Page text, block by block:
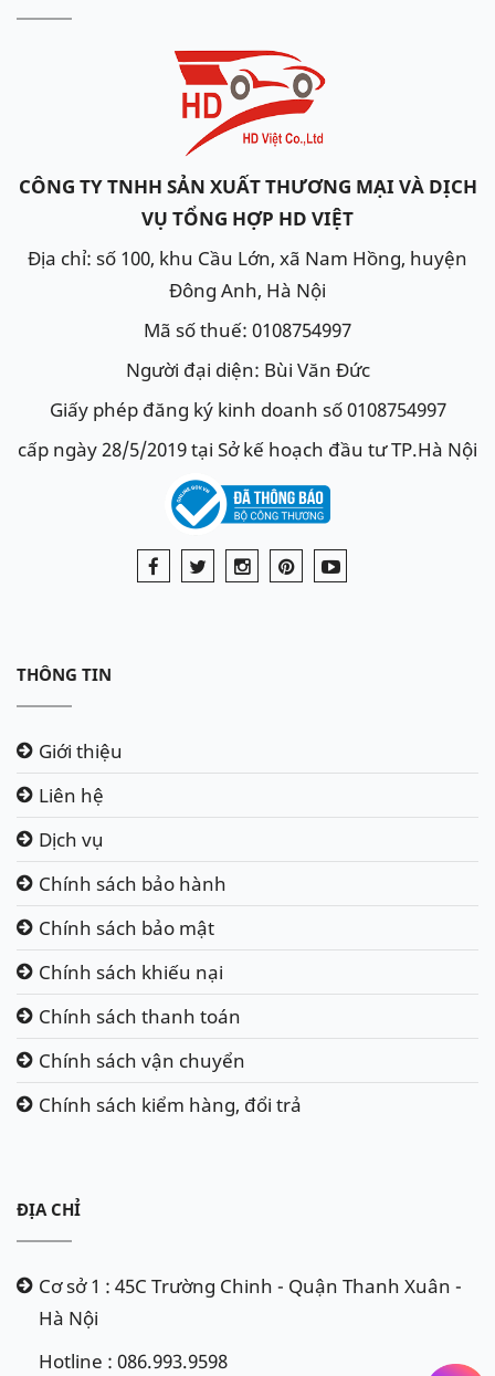
CÔNG TY TNHH SẢN XUẤT THƯƠNG MẠI VÀ DỊCH
VỤ TỔNG HỢP HD VIỆT
Địa chỉ: số 100, khu Cầu Lớn, xã Nam Hồng, huyện
Đông Anh, Hà Nội
Mã số thuế: 0108754997
Người đại diện: Bùi Văn Đức
Giấy phép đăng ký kinh doanh số 0108754997
cấp ngày 28/5/2019 tại Sở kế hoạch đầu tư TP.Hà Nội
THÔNG TIN
Giới thiệu
Liên hệ
Dịch vụ
Chính sách bảo hành
Chính sách bảo mật
Chính sách khiếu nại
Chính sách thanh toán
Chính sách vận chuyển
Chính sách kiểm hàng, đổi trả
ĐỊA CHỈ
Cơ sở 1 : 45C Trường Chinh - Quận Thanh Xuân -
Hà Nội
Hotline : 086.993.9598